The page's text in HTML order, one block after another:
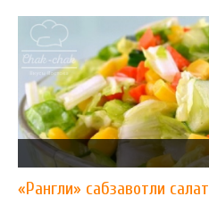
«Рангли» сабзавотли салат